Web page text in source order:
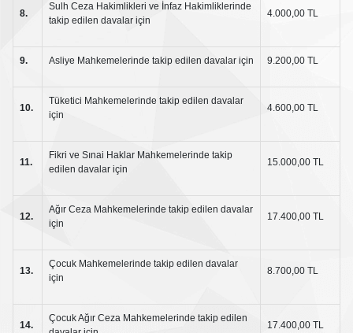
8.
Sulh Ceza Hakimlikleri ve İnfaz Hakimliklerinde
takip edilen davalar için
4.000,00 TL
9. Asliye Mahkemelerinde takip edilen davalar için 9.200,00 TL
10.
Tüketici Mahkemelerinde takip edilen davalar
için
4.600,00 TL
11.
Fikri ve Sınai Haklar Mahkemelerinde takip
edilen davalar için
15.000,00 TL
12.
Ağır Ceza Mahkemelerinde takip edilen davalar
için
17.400,00 TL
13.
Çocuk Mahkemelerinde takip edilen davalar
için
8.700,00 TL
14.
Çocuk Ağır Ceza Mahkemelerinde takip edilen
17.400,00 TL